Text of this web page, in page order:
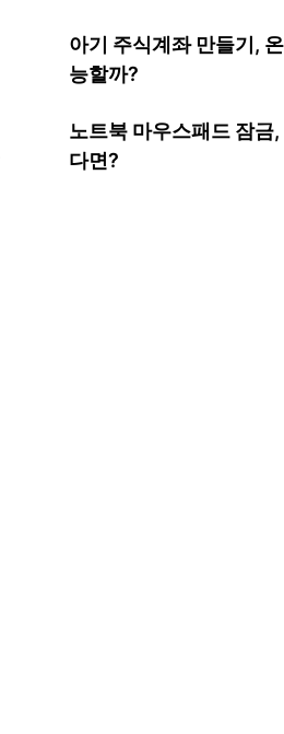
아기 주식계좌 만들기,
능할까?
노트북 마우스패드 잠금
다면?